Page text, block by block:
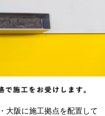
大阪に施工拠点を配置して